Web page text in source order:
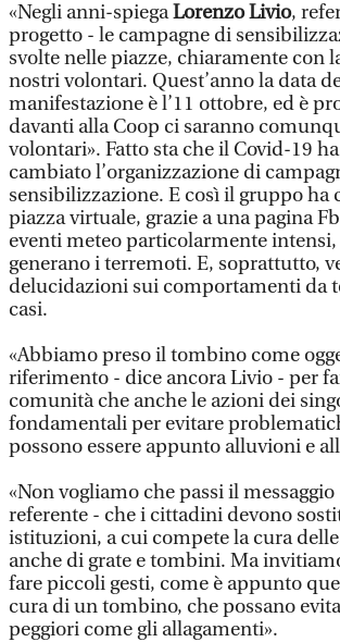
«Negli anni-spiegaLorenzo Livio,
progetto - le campagne di
svolte nelle piazze, chiaramente con
nostri volontari. Quest’anno la data
manifestazione è l’11 ottobre, ed è
davanti alla Coop ci saranno
volontari». Fatto sta che il Covid-19
cambiato l’organizzazione di
sensibilizzazione. E così il gruppo ha
piazza virtuale, grazie a una pagina
eventi meteo particolarmente intensi,
generano i terremoti. E, soprattutto,
delucidazioni sui comportamenti da
casi.
«Abbiamo preso il tombino come
riferimento - dice ancora Livio - per
comunità che anche le azioni dei
fondamentali per evitare
possono essere appunto alluvioni e
«Non vogliamo che passi il
referente - che i cittadini devono
istituzioni, a cui compete la cura
anche di grate e tombini. Ma
fare piccoli gesti, come è appunto
cura di un tombino, che possano
peggiori come gli allagamenti».